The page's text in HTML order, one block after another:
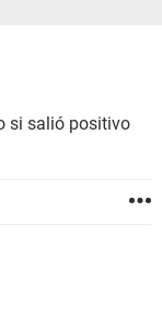
si salió positivo